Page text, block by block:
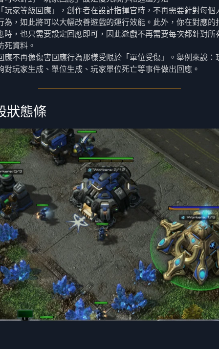
玩家等級回應」，創作者在設計指揮官時，不再需要針對每個
為，如此將可以大幅改善遊戲的運行效能。此外，你在對應的
時，也只需要設定回應即可，因此遊戲不再需要每次都針對所
死資料。
應不再像傷害回應行為那樣受限於「單位受傷」。舉例來說：
對玩家生成、單位生成、玩家單位死亡等事件做出回應。
狀態條